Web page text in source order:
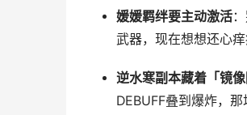
媛媛羁绊要主动激活
武器，现在想想还心
逆水寒副本藏着「镜像
DEBUFF叠到爆炸，